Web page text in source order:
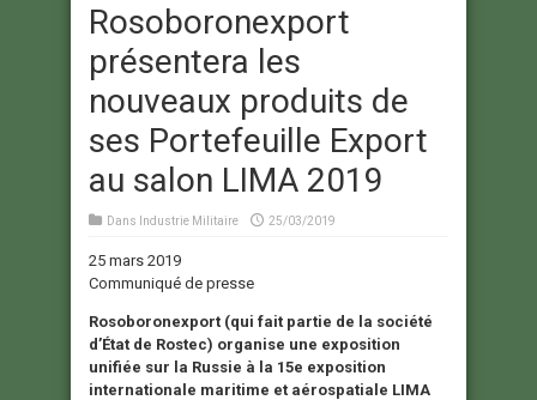
Rosoboronexport
présentera les
nouveaux produits de
ses Portefeuille Export
au salon LIMA 2019
Dans Industrie Militaire 25/03/2019
25 mars 2019
Communiqué de presse
Rosoboronexport (qui fait partie de la société
d’État de Rostec) organise une exposition
unifiée sur la Russie à la 15e exposition
internationale maritime et aérospatiale LIMA